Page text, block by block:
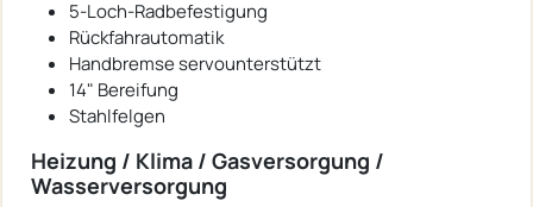
5-Loch-Radbefestigung
Rückfahrautomatik
Handbremse servounterstützt
14" Bereifung
Stahlfelgen
Heizung / Klima / Gasversorgung /
Wasserversorgung